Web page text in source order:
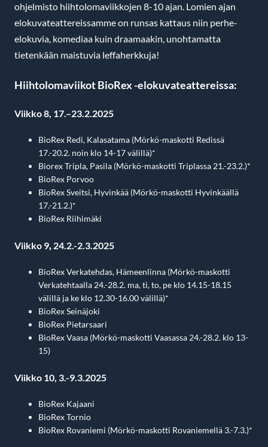
ohjelmisto hiihtolomaviikkojen 8-10 ajan. Lomien ajan
elokuvateattereissamme on runsas kattaus niin perhe-
elokuvia, komediaa kuin draamaakin, unohtamatta
tietenkään maistuvia leffaherkkuja!
Hiihtolomaviikot BioRex -elokuvateattereissa:
Viikko 8, 17.–23.2.2025
BioRex Redi, Kalasatama (Mörkö-maskotti Redissä
17.-20.2. noin klo 14-17 välillä)*
Biorex Tripla, Pasila (Mörkö-maskotti Triplassa 21.-23.2.)*
BioRex Porvoo
BioRex Sveitsi, Hyvinkää (Mörkö-maskotti Hyvinkäällä
17.-21.2.)*
BioRex Riihimäki
Viikko 9, 24.2.-2.3.2025
BioRex Verkatehdas, Hämeenlinna (Mörkö-maskotti
Verkatehtaalla 24.-28.2. ma, ti, to, pe klo 14.15-18.15
välillä ja ke klo 12.30-16.00 välillä)*
BioRex Seinäjoki
BioRex Pietarsaari
BioRex Vaasa (Mörkö-maskotti Vaasassa 24.-28.2. klo 13-
15)
Viikko 10, 3.-9.3.2025
BioRex Kajaani
BioRex Tornio
BioRex Rovaniemi (Mörkö-maskotti Rovaniemellä 3.-7.3.)*